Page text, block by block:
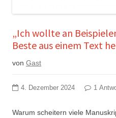
„Ich wollte an
Beste aus einem Text
von Gast
4. Dezember 2024 1
Warum scheitern viele